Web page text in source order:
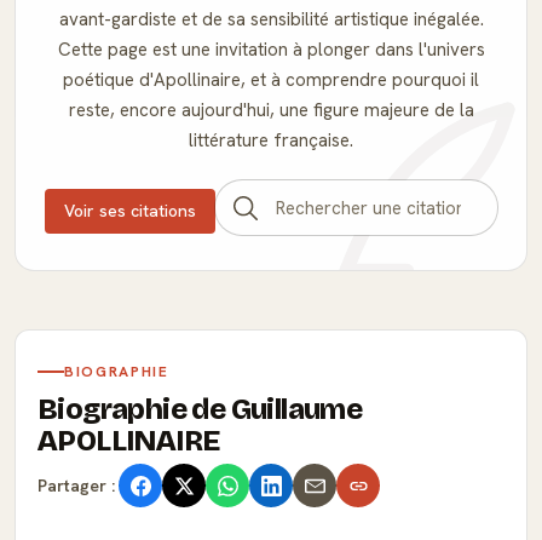
avant-gardiste et de sa sensibilité artistique inégalée.
Cette page est une invitation à plonger dans l'univers
poétique d'Apollinaire, et à comprendre pourquoi il
reste, encore aujourd'hui, une figure majeure de la
littérature française.
Voir ses citations
BIOGRAPHIE
Biographie de Guillaume
APOLLINAIRE
Partager :